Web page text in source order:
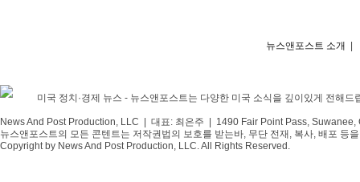
뉴스앤포스트 소개
미국 정치·경제 뉴스 - 뉴스앤포스트는 다양한 미국 소식을 깊이있게 전해드
News And Post Production, LLC | 대표: 최은주 | 1490 Fair Point Pass, Suwanee,
뉴스앤포스트의 모든 콘텐트는 저작권법의 보호를 받는바, 무단 전재, 복사, 배포 등
Copyright by News And Post Production, LLC. All Rights Reserved.